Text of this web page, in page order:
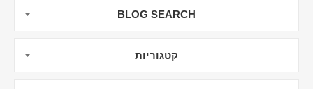
BLOG SEARCH
קטגוריות